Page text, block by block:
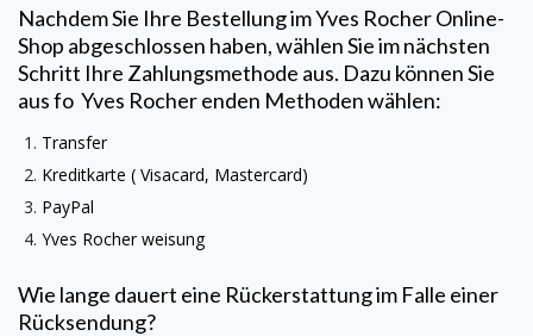
Nachdem Sie Ihre Bestellung imYves RocherOnline-
Shop abgeschlossen haben, wählen Sie im nächsten
Schritt Ihre Zahlungsmethode aus. Dazu können Sie
aus fo Yves Rocherenden Methoden wählen:
Transfer
Kreditkarte ( Visacard, Mastercard)
PayPal
Yves Rocherweisung
Wie lange dauert eine Rückerstattung im Falle einer
Rücksendung?